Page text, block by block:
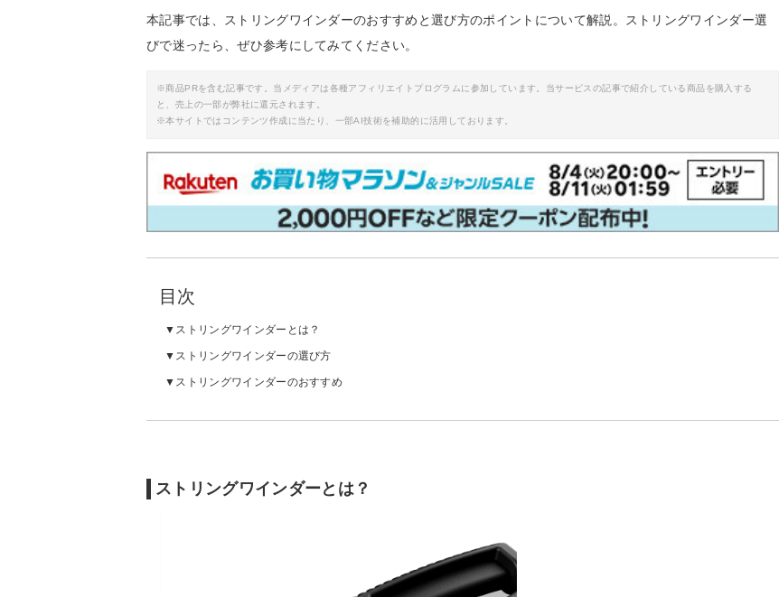
本記事では、ストリングワインダーのおすすめと選び方のポイントについて解説。ストリングワインダー選
びで迷ったら、ぜひ参考にしてみてください。
※商品PRを含む記事です。当メディアは各種アフィリエイトプログラムに参加しています。当サービスの記事で紹介している商品を購入する
と、売上の一部が弊社に還元されます。
※本サイトではコンテンツ作成に当たり、一部AI技術を補助的に活用しております。
目次
ストリングワインダーとは？
ストリングワインダーの選び方
ストリングワインダーのおすすめ
ストリングワインダーとは？